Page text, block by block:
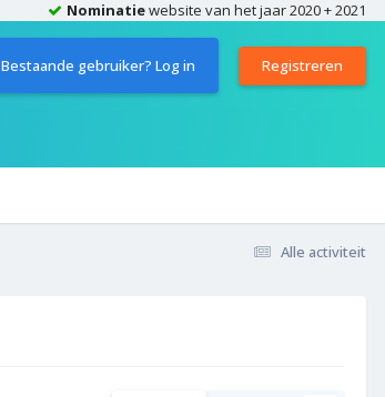
Nominatiewebsite van het jaar 2020 + 2021
Bestaande gebruiker? Log in Registreren
Alle activiteit